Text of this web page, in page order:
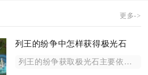
更多->
列王的纷争中怎样获得极光石
列王的纷争获取极光石主要依靠主线固定奖励、联盟各类活动、世界...